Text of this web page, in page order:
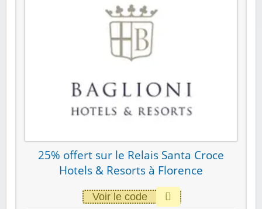
25% offert sur le Relais Santa Croce
Hotels & Resorts à Florence
Voir le code